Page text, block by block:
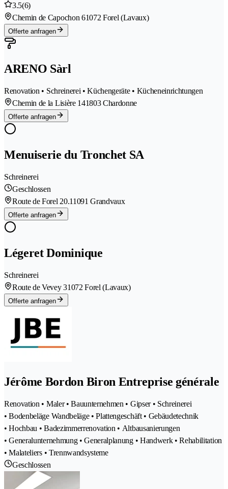
3.5(6)
Chemin de Capochon 61072 Forel (Lavaux)
Offerte anfragen
ARENO Sàrl
Renovation • Schreinerei • Küchengeräte • Kücheneinrichtungen
Chemin de la Lisière 141803 Chardonne
Offerte anfragen
Menuiserie du Tronchet SA
Schreinerei
Geschlossen
Route de Forel 20.11091 Grandvaux
Offerte anfragen
Légeret Dominique
Schreinerei
Route de Vevey 31072 Forel (Lavaux)
Offerte anfragen
Jérôme Bordon Biron Entreprise générale
Renovation • Maler • Bauunternehmen • Gipser • Schreinerei
• Bodenbeläge Wandbeläge • Plattengeschäft • Gebäudetechnik
• Hochbau • Badezimmerrenovation • Altbausanierungen
• Generalunternehmung • Generalplanung • Handwerk • Rehabilitation
• Malateliers • Trennwandsysteme
Geschlossen